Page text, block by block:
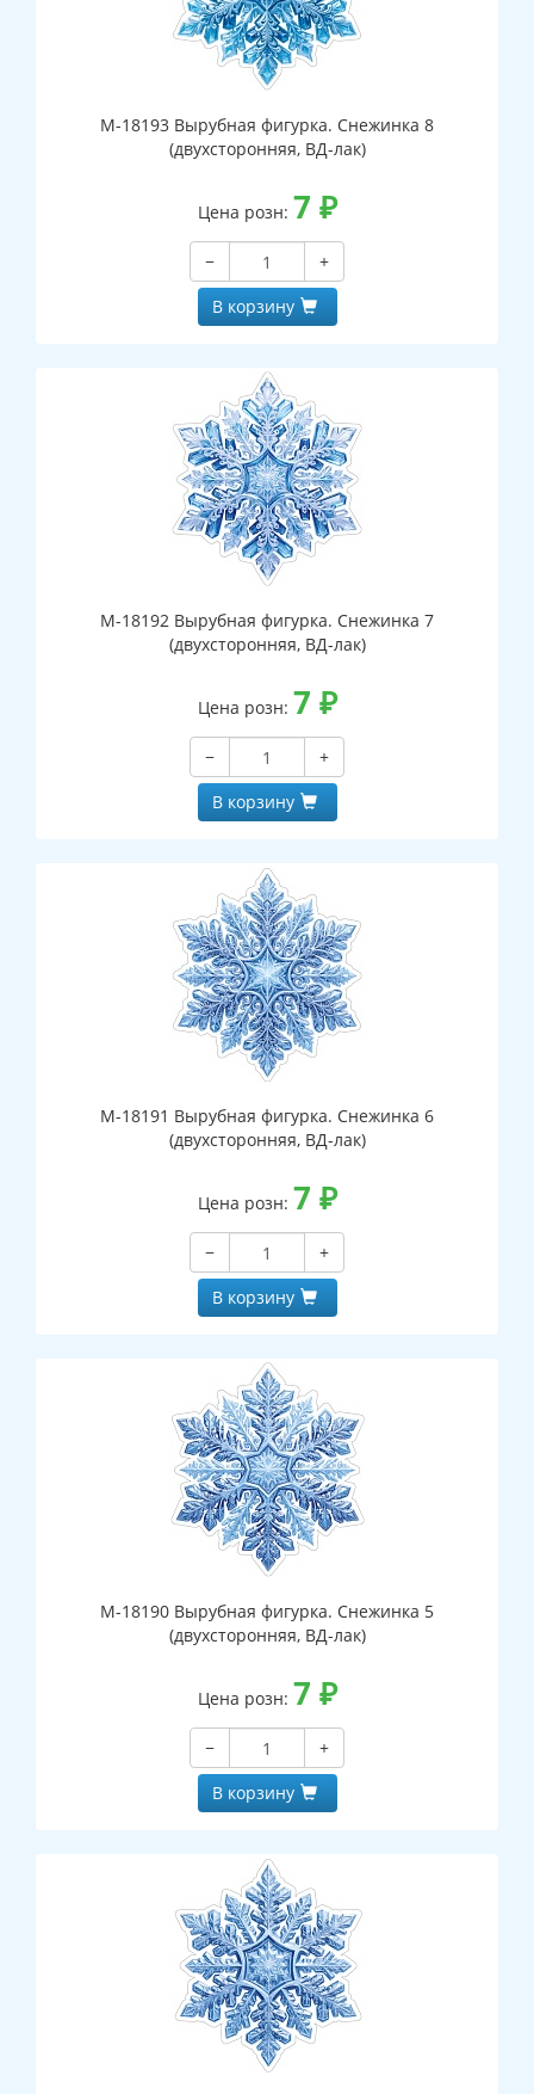
М-18193 Вырубная фигурка. Снежинка 8
(двухсторонняя, ВД-лак)
Цена розн: 7 ₽
−
+
В корзину
М-18192 Вырубная фигурка. Снежинка 7
(двухсторонняя, ВД-лак)
Цена розн: 7 ₽
−
+
В корзину
М-18191 Вырубная фигурка. Снежинка 6
(двухсторонняя, ВД-лак)
Цена розн: 7 ₽
−
+
В корзину
М-18190 Вырубная фигурка. Снежинка 5
(двухсторонняя, ВД-лак)
Цена розн: 7 ₽
−
+
В корзину